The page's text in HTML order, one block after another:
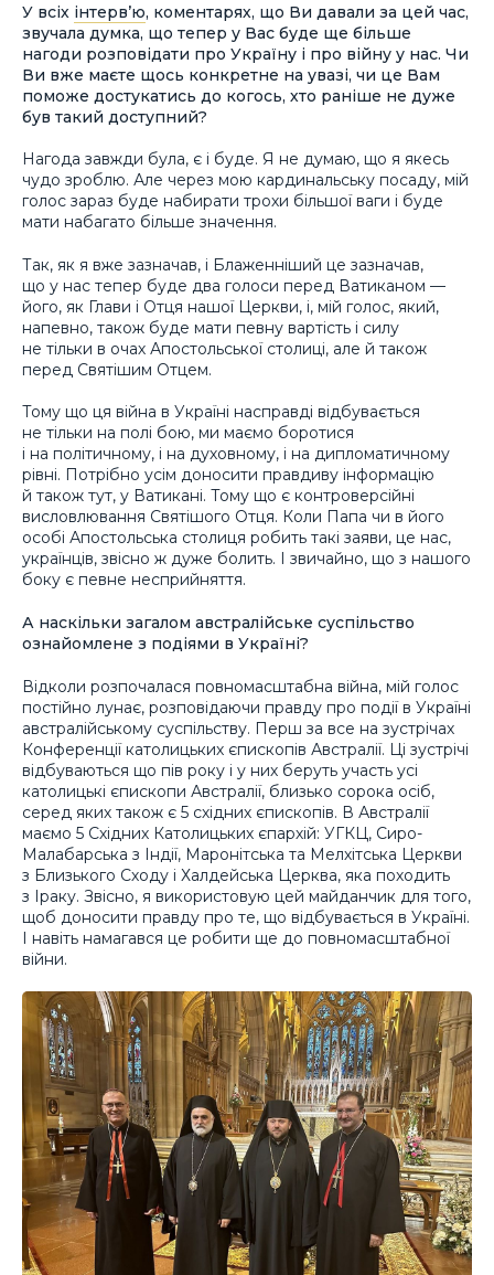
У всіх інтерв’ю, коментарях, що Ви давали за цей час,
звучала думка, що тепер у Вас буде ще більше
нагоди розповідати про Україну і про війну у нас. Чи
Ви вже маєте щось конкретне на увазі, чи це Вам
поможе достукатись до когось, хто раніше не дуже
був такий доступний?
Нагода завжди була, є і буде. Я не думаю, що я якесь
чудо зроблю. Але через мою кардинальську посаду, мій
голос зараз буде набирати трохи більшої ваги і буде
мати набагато більше значення.
Так, як я вже зазначав, і Блаженніший це зазначав,
що у нас тепер буде два голоси перед Ватиканом —
його, як Глави і Отця нашої Церкви, і, мій голос, який,
напевно, також буде мати певну вартість і силу
не тільки в очах Апостольської столиці, але й також
перед Святішим Отцем.
Тому що ця війна в Україні насправді відбувається
не тільки на полі бою, ми маємо боротися
і на політичному, і на духовному, і на дипломатичному
рівні. Потрібно усім доносити правдиву інформацію
й також тут, у Ватикані. Тому що є контроверсійні
висловлювання Святішого Отця. Коли Папа чи в його
особі Апостольська столиця робить такі заяви, це нас,
українців, звісно ж дуже болить. І звичайно, що з нашого
боку є певне несприйняття.
А наскільки загалом австралійське суспільство
ознайомлене з подіями в Україні?
Відколи розпочалася повномасштабна війна, мій голос
постійно лунає, розповідаючи правду про події в Україні
австралійському суспільству. Перш за все на зустрічах
Конференції католицьких єпископів Австралії. Ці зустрічі
відбуваються що пів року і у них беруть участь усі
католицькі єпископи Австралії, близько сорока осіб,
серед яких також є 5 східних єпископів. В Австралії
маємо 5 Східних Католицьких єпархій: УГКЦ, Сиро-
Малабарська з Індії, Маронітська та Мелхітська Церкви
з Близького Сходу і Халдейська Церква, яка походить
з Іраку. Звісно, я використовую цей майданчик для того,
щоб доносити правду про те, що відбувається в Україні.
І навіть намагався це робити ще до повномасштабної
війни.